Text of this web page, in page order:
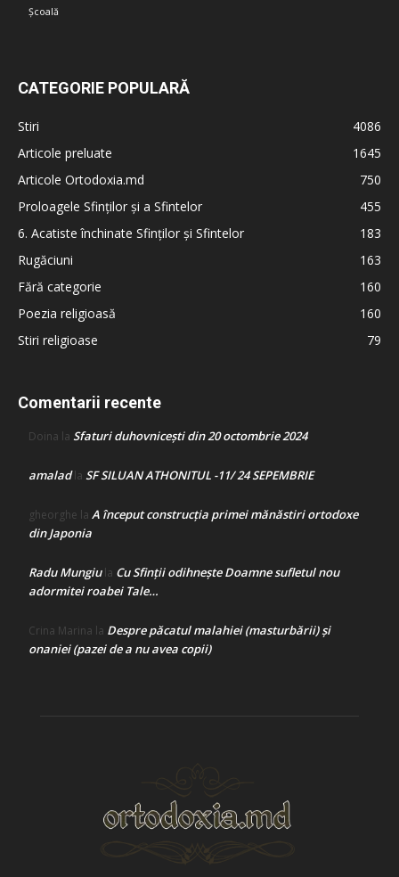
Școală
CATEGORIE POPULARĂ
Stiri
4086
Articole preluate
1645
Articole Ortodoxia.md
750
Proloagele Sfinților și a Sfintelor
455
6. Acatiste închinate Sfinților și Sfintelor
183
Rugăciuni
163
Fără categorie
160
Poezia religioasă
160
Stiri religioase
79
Comentarii recente
Doina la Sfaturi duhovnicești din 20 octombrie 2024
amaladla SF SILUAN ATHONITUL -11/ 24 SEPEMBRIE
gheorghe la A început construcţia primei mănăstiri ortodoxe
din Japonia
Radu Mungiula Cu Sfinții odihnește Doamne sufletul nou
adormitei roabei Tale…
Crina Marina la Despre păcatul malahiei (masturbării) şi
onaniei (pazei de a nu avea copii)